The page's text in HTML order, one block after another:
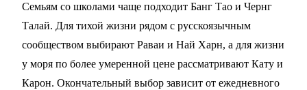
Семьям со школами чаще подходит Банг Тао и Чернг
Талай. Для тихой жизни рядом с русскоязычным
сообществом выбирают Раваи и Най Харн, а для жизни
у моря по более умеренной цене рассматривают Кату и
Карон. Окончательный выбор зависит от ежедневного